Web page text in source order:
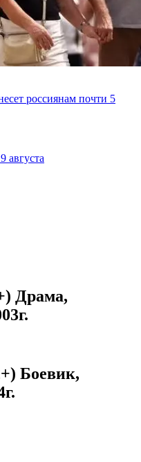
россиянам почти 5
августа
Драма,
Боевик,